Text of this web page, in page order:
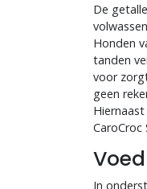
De
Honden
tanden
voor
geen
In